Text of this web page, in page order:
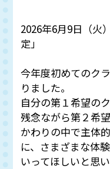
2026年6月9日（
定」
今年度初めてのク
りました。
自分の第１希望の
残念ながら第２希
かわりの中で主体
に、さまざまな体
いってほしいと思い